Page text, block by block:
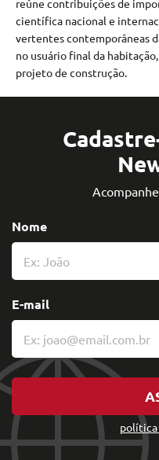
reúne contribuições de
científica nacional e
vertentes contemporâneas
no usuário final da
projeto de construção.
política
Nome
E-mail